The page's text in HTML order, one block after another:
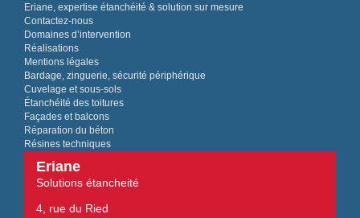
Eriane, expertise étanchéité & solution sur mesure
Contactez-nous
Domaines d’intervention
Réalisations
Mentions légales
Bardage, zinguerie, sécurité périphérique
Cuvelage et sous-sols
Étanchéité des toitures
Façades et balcons
Réparation du béton
Résines techniques
Eriane
Solutions étancheité
4, rue du Ried